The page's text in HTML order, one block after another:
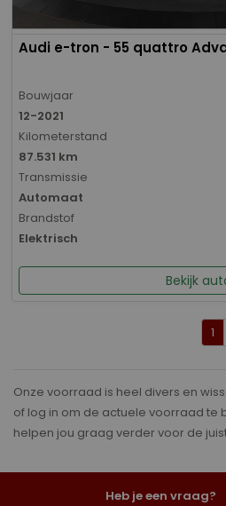
Audi e-tron - 55 quattro
Bouwjaar
12-2021
Kilometerstand
87.531 km
Transmissie
Automaat
Brandstof
Elektrisch
Bekijk
1
Onze voorraad is heel divers en
of log in om de actuele voorraad te
helpen jou graag verder voor de
Heb je een vraag?